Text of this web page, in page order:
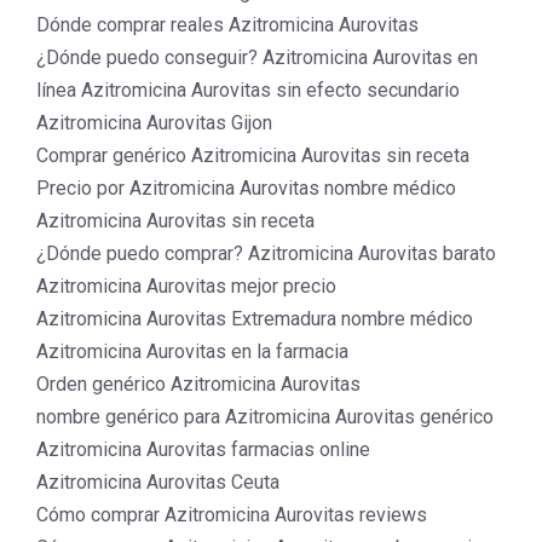
Dónde comprar reales Azitromicina Aurovitas
¿Dónde puedo conseguir? Azitromicina Aurovitas en
línea Azitromicina Aurovitas sin efecto secundario
Azitromicina Aurovitas Gijon
Comprar genérico Azitromicina Aurovitas sin receta
Precio por Azitromicina Aurovitas nombre médico
Azitromicina Aurovitas sin receta
¿Dónde puedo comprar? Azitromicina Aurovitas barato
Azitromicina Aurovitas mejor precio
Azitromicina Aurovitas Extremadura nombre médico
Azitromicina Aurovitas en la farmacia
Orden genérico Azitromicina Aurovitas
nombre genérico para Azitromicina Aurovitas genérico
Azitromicina Aurovitas farmacias online
Azitromicina Aurovitas Ceuta
Cómo comprar Azitromicina Aurovitas reviews